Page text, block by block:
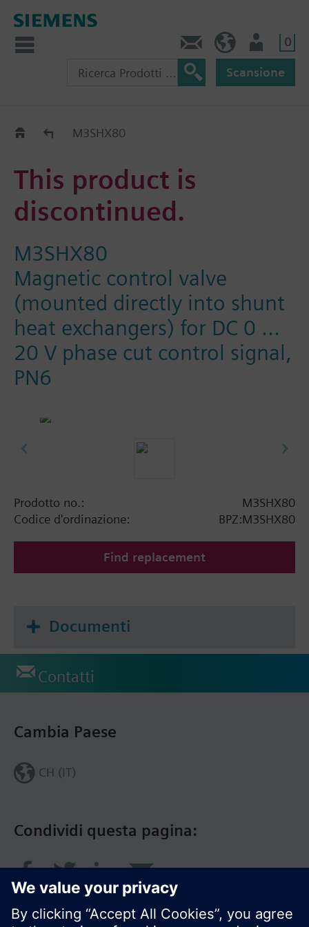
0
Scansione
Old2NewM3SHX80
This product is
discontinued.
M3SHX80
Magnetic control valve
(mounted directly into shunt
heat exchangers) for DC 0 ...
20 V phase cut control signal,
PN6
Prodotto no.:
M3SHX80
Codice d'ordinazione:
BPZ:M3SHX80
Find replacement
Documenti
Contatti
Condividi questa pagina:
Cambia Paese
CH (IT)